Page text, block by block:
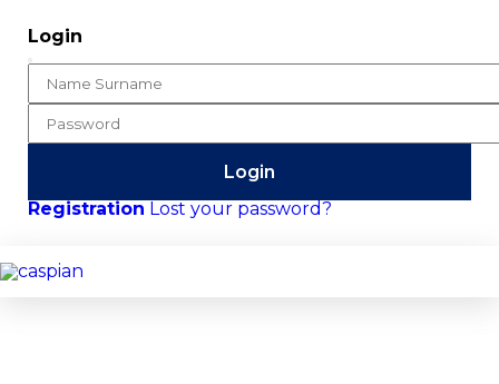
Login
Login
Registration Lost your password?